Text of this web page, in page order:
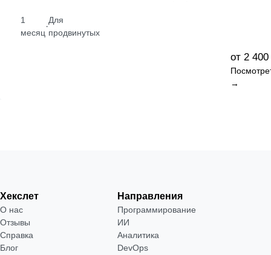
1
месяц
·
Для
продвинутых
от 2
→
Хекслет
О нас
Отзывы
Справка
Блог
Направления
Программирование
ИИ
Аналитика
DevOps